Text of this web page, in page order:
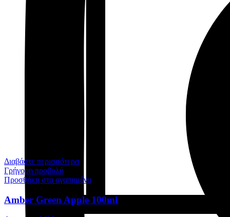
Διαβάστε περισσότερα
Γρήγορη προβολή
Προσθήκη στα αγαπημένα
Amber Green Apple 100ml